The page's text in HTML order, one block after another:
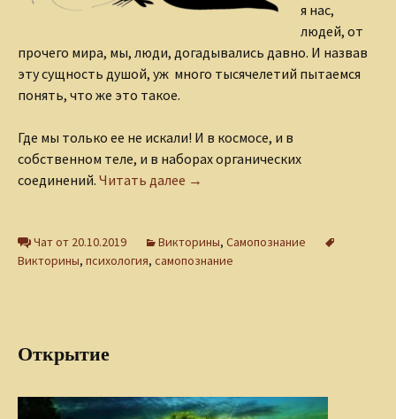
я нас,
людей, от
прочего мира, мы, люди, догадывались давно. И назвав
эту сущность душой, уж много тысячелетий пытаемся
понять, что же это такое.
Где мы только ее не искали! И в космосе, и в
собственном теле, и в наборах органических
соединений. Читать далее Викторина «В поисках души»
→
Чат от 20.10.2019 Викторины, Самопознание
Викторины, психология, самопознание
Открытие